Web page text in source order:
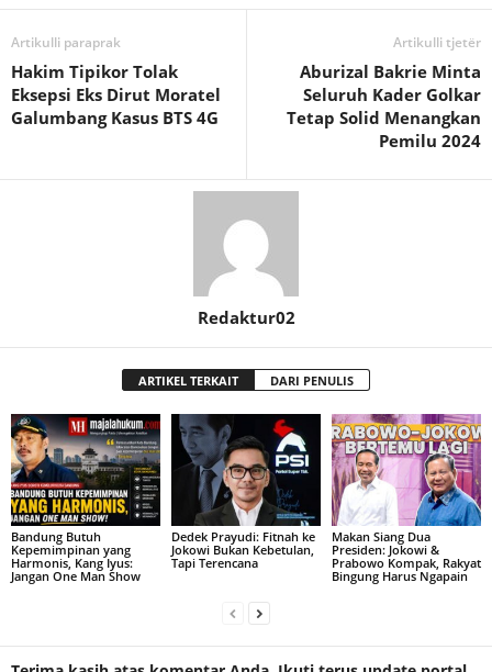
Artikulli paraprak
Hakim Tipikor Tolak
Eksepsi Eks Dirut Moratel
Galumbang Kasus BTS 4G
Artikulli tjetër
Aburizal Bakrie Minta
Seluruh Kader Golkar
Tetap Solid Menangkan
Pemilu 2024
Redaktur02
ARTIKEL TERKAIT DARI PENULIS
Bandung Butuh
Kepemimpinan yang
Harmonis, Kang Iyus:
Jangan One Man Show
Dedek Prayudi: Fitnah ke
Jokowi Bukan Kebetulan,
Tapi Terencana
Makan Siang Dua
Presiden: Jokowi &
Prabowo Kompak, Rakyat
Bingung Harus Ngapain